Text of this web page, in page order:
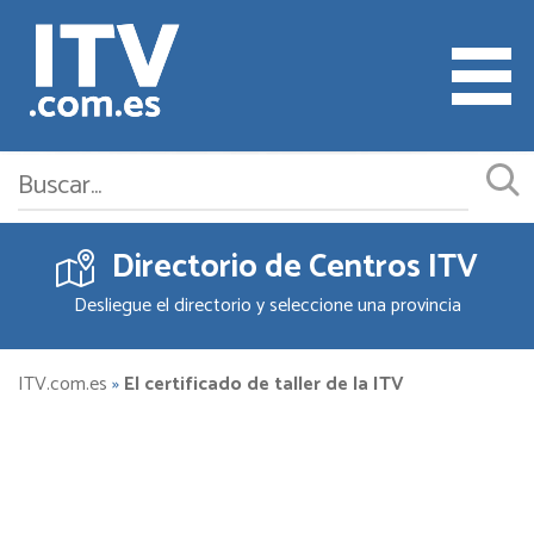
Cita ITV
Cambiar o Anular Cita
Empresas ITV
Directorio de Centros ITV
Desliegue el directorio y seleccione una provincia
ITV.com.es»El certificado de taller de la ITV